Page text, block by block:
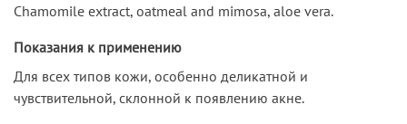
Chamomile extract, oatmeal and mimosa, aloe vera.
Показания к применению
Для всех типов кожи, особенно деликатной и
чувствительной, склонной к появлению акне.